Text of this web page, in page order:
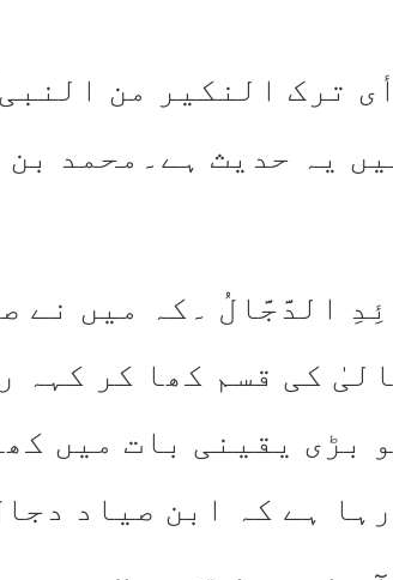
ترک النکیر من
یہ حدیث ہے۔محمد بن
الدَّجَّالُ ۔کہ میں نے
کی قسم کھا کر کہہ
بڑی یقینی بات میں
ہے کہ ابن صیاد